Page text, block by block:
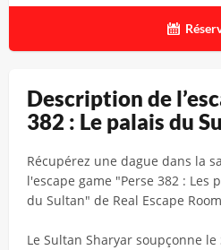
Description de
382 : Le palais du
Récupérez une dague dans la
l'escape game "Perse 382 : Les
du Sultan" de Real Escape
Le Sultan Sharyar soupçonne